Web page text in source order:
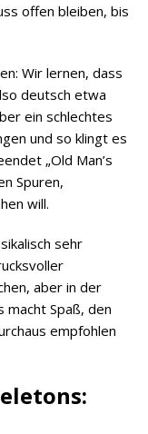
offen bleiben, bis
Wir lernen, dass
deutsch etwa
ein schlechtes
und so klingt es
„Old Man’s
Spuren,
will.
sehr
aber in der
macht Spaß, den
empfohlen